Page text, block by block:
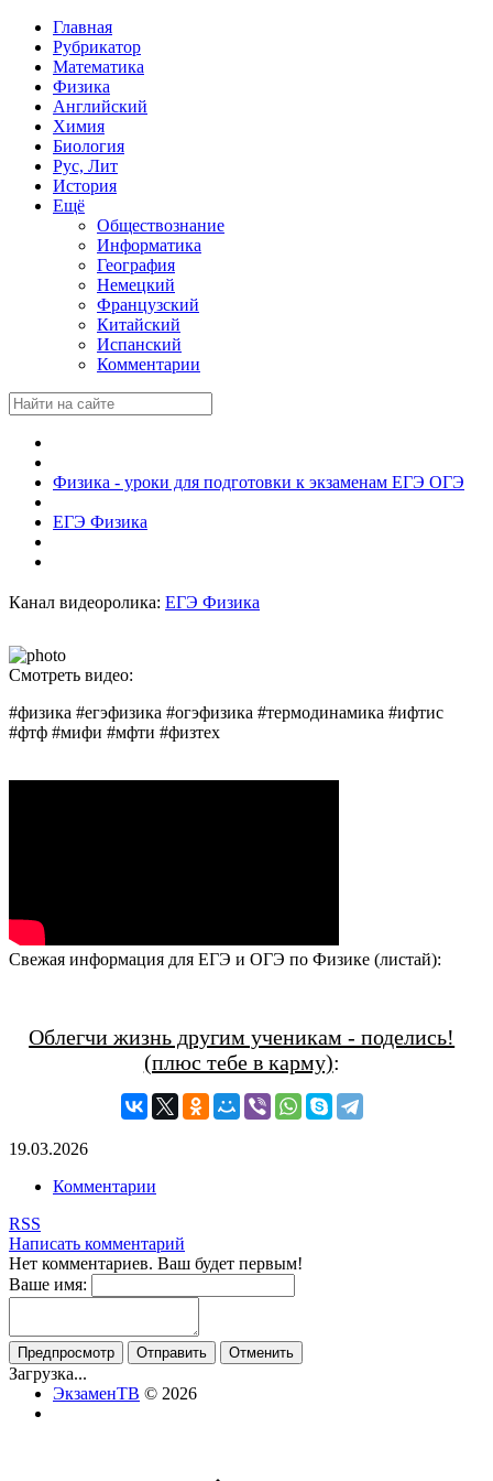
Главная
Рубрикатор
Математика
Физика
Английский
Химия
Биология
Рус, Лит
История
Ещё
Обществознание
Информатика
География
Немецкий
Французский
Китайский
Испанский
Комментарии
Физика - уроки для подготовки к экзаменам ЕГЭ ОГЭ
ЕГЭ Физика
Канал видеоролика: ЕГЭ Физика
Смотреть видео:
#физика #егэфизика #огэфизика #термодинамика #ифтис
#фтф #мифи #мфти #физтех
Свежая информация для ЕГЭ и ОГЭ по Физике (листай):
Облегчи жизнь другим ученикам - поделись!
(плюс тебе в карму):
19.03.2026
Комментарии
RSS
Написать комментарий
Нет комментариев. Ваш будет первым!
Ваше имя:
Загрузка...
ЭкзаменТВ © 2026